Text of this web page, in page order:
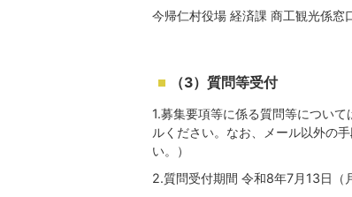
今帰仁村役場 経済課 商工観光係
（3）質問等受付
1.募集要項等に係る質問等につい
ルください。なお、メール以外の
い。）
2.質問受付期間 令和8年7月13日（